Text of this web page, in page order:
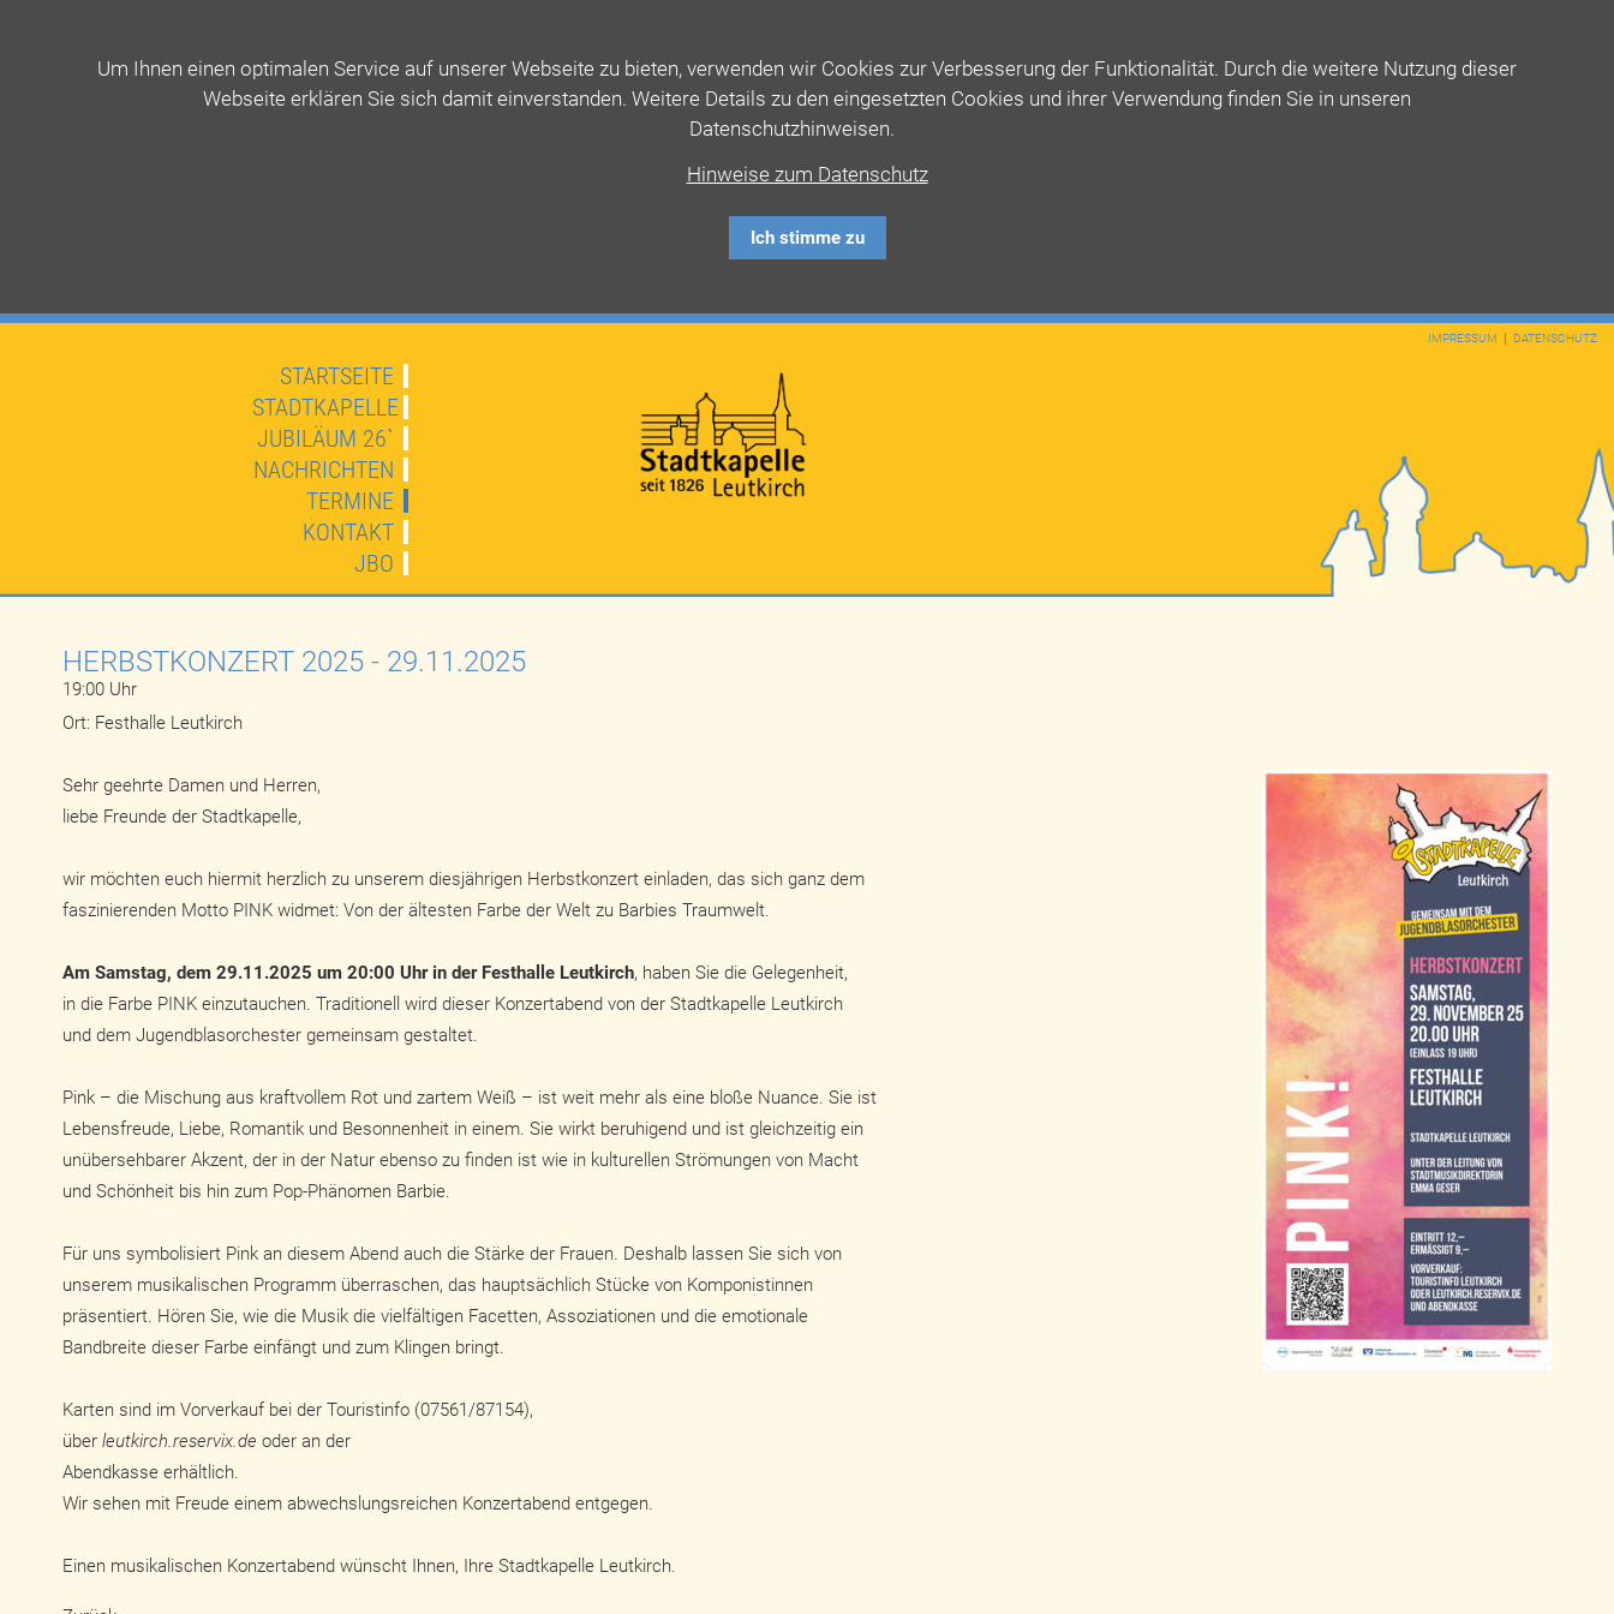
Um Ihnen einen optimalen Service auf unserer Webseite zu bieten, verwenden wir Cookies zur Verbesserung der Funktionalität. Durch die weitere Nutzung dieser
Webseite erklären Sie sich damit einverstanden. Weitere Details zu den eingesetzten Cookies und ihrer Verwendung finden Sie in unseren
Datenschutzhinweisen.
Hinweise zum Datenschutz
Ich stimme zu
IMPRESSUM DATENSCHUTZ
STARTSEITE
STADTKAPELLE
JUBILÄUM 26`
NACHRICHTEN
TERMINE
KONTAKT
JBO
HERBSTKONZERT 2025 - 29.11.2025
19:00 Uhr
Ort: Festhalle Leutkirch
Sehr geehrte Damen und Herren,
liebe Freunde der Stadtkapelle,
wir möchten euch hiermit herzlich zu unserem diesjährigen Herbstkonzert einladen, das sich ganz dem
faszinierenden Motto PINK widmet: Von der ältesten Farbe der Welt zu Barbies Traumwelt.
Am Samstag, dem 29.11.2025 um 20:00 Uhr in der Festhalle Leutkirch, haben Sie die Gelegenheit,
in die Farbe PINK einzutauchen. Traditionell wird dieser Konzertabend von der Stadtkapelle Leutkirch
und dem Jugendblasorchester gemeinsam gestaltet.
Pink – die Mischung aus kraftvollem Rot und zartem Weiß – ist weit mehr als eine bloße Nuance. Sie ist
Lebensfreude, Liebe, Romantik und Besonnenheit in einem. Sie wirkt beruhigend und ist gleichzeitig ein
unübersehbarer Akzent, der in der Natur ebenso zu finden ist wie in kulturellen Strömungen von Macht
und Schönheit bis hin zum Pop-Phänomen Barbie.
Für uns symbolisiert Pink an diesem Abend auch die Stärke der Frauen. Deshalb lassen Sie sich von
unserem musikalischen Programm überraschen, das hauptsächlich Stücke von Komponistinnen
präsentiert. Hören Sie, wie die Musik die vielfältigen Facetten, Assoziationen und die emotionale
Bandbreite dieser Farbe einfängt und zum Klingen bringt.
Karten sind im Vorverkauf bei der Touristinfo (07561/87154),
über leutkirch.reservix.de oder an der
Abendkasse erhältlich.
Wir sehen mit Freude einem abwechslungsreichen Konzertabend entgegen.
Einen musikalischen Konzertabend wünscht Ihnen, Ihre Stadtkapelle Leutkirch.